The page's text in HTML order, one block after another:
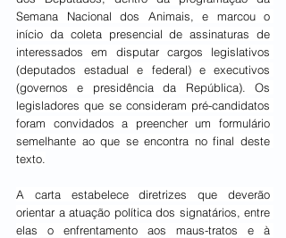
Semana Nacional dos Animais, e marcou o
início da coleta presencial de assinaturas de
interessados em disputar cargos legislativos
(deputados estadual e federal) e executivos
(governos e presidência da República). Os
legisladores que se consideram pré-candidatos
foram convidados a preencher um formulário
semelhante ao que se encontra no final deste
texto.
A carta estabelece diretrizes que deverão
orientar a atuação política dos signatários, entre
elas o enfrentamento aos maus-tratos e à